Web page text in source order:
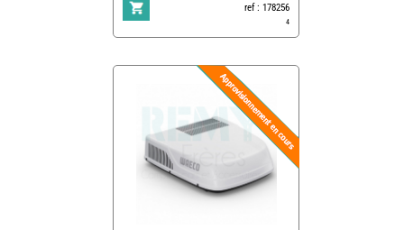
ref : 178256
4